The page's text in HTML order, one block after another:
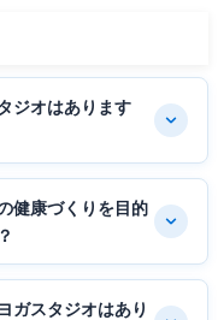
ジオはあります
健康づくりを目的
ガスタジオはあり